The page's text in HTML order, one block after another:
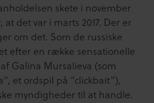
skete i november
det var i marts 2017. Der er
om det. Som de russiske
efter en række sensationelle
Galina Mursalieva (som
et ordspil på “clickbait”),
myndigheder til at handle.